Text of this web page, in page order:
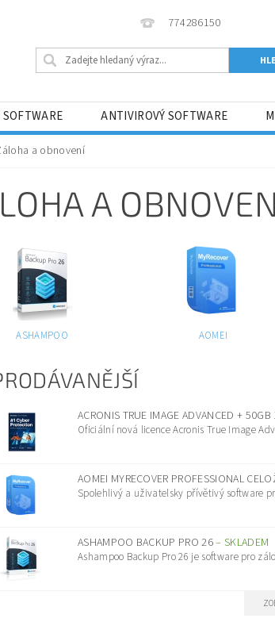
774286150
ANTIVIROVÝ SOFTWARE
HRY
a obnovení
A
ASHAMPOO AOMEI
ACRONIS TRUE IMAGE ADVANCED +
Oficiální nová licence Acronis True Image
AOMEI MYRECOVER PROFESSIONAL
Spolehlivý a uživatelsky přívětivý software
ASHAMPOO BACKUP PRO 26– SKLADEM
Ashampoo Backup Pro 26 je software pro